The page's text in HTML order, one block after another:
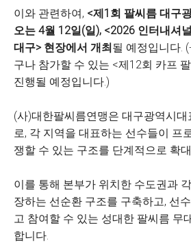
이와 관련하여, <제1회 팔씨름 대구
오는 4월 12일(일), <2026 인터내셔
대구> 현장에서 개최될 예정입니다.
구나 참가할 수 있는 <제12회 카프
진행될 예정입니다.)
(사)대한팔씨름연맹은 대구광역시
로, 각 지역을 대표하는 선수들이 프
쟁할 수 있는 구조를 단계적으로 확
이를 통해 본부가 위치한 수도권과
장하는 선순환 구조를 구축하고, 선
고 참여할 수 있는 성대한 팔씨름 무
합니다.